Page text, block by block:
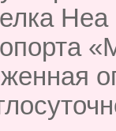
Неа